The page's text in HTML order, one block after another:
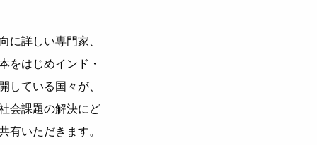
に詳しい専⾨家、
をはじめインド・
している国々が、
会課題の解決にど
有いただきます。